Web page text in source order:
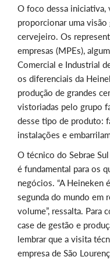
O foco dessa iniciativa,
proporcionar uma
cervejeiro. Os
empresas (MPEs),
Comercial e Industrial
os diferenciais da
produção de grandes
vistoriadas pelo grupo
desse tipo de produto:
instalações e
O técnico do Sebrae
é fundamental para os
negócios. “A Heineken
segunda do mundo em
volume”, ressalta. Para
case de gestão e
lembrar que a visita
empresa de São